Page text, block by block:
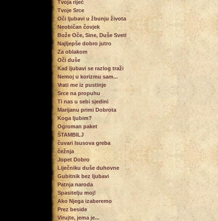
Tvoja riječ
Tvoje Srce
Oči ljubavi u žbunju života
Neobičan čovjek
Bože Oče, Sine, Duše Sveti
Najljepše dobro jutro
Za oblakom
Oči duše
Kad ljubavi se razlog traži
Nemoj u korizmu sam...
Vrati me iz pustinje
Srce na propuhu
Ti nas u sebi sjedini
Marijanu primi Dobrota
Koga ljubim?
Ogroman paket
ŠTAMBILJ
čuvari Isusova greba
čežnja
Jopet Dobro
Liječniku duše duhovne
Gubitnik bez ljubavi
Patnja naroda
Spasitelju moj!
Ako Njega izaberemo
Prez beside
Virujte, jema je...